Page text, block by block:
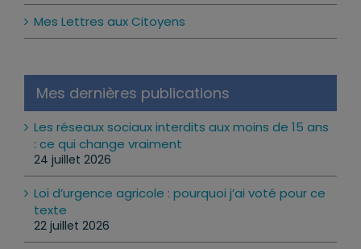
Mes Lettres aux Citoyens
Mes dernières publications
Les réseaux sociaux interdits aux moins de 15 ans
: ce qui change vraiment
24 juillet 2026
Loi d’urgence agricole : pourquoi j’ai voté pour ce
texte
22 juillet 2026